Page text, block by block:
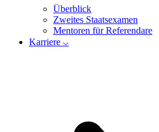
Überblick
Zweites Staatsexamen
Mentoren für Referendare
Karriere ⌵